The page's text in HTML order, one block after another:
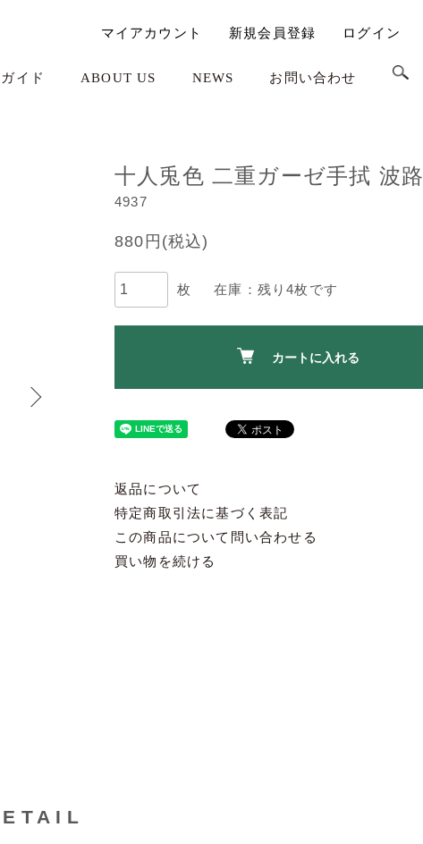
イド ABOUT US NEWS お問い合わせ
マイアカウント 新規会員登録 ログイン
十人兎色 二重ガーゼ手拭 波路
4937
880円(税込)
枚 在庫：残り4枚です
カートに入れる
返品について
特定商取引法に基づく表記
この商品について問い合わせる
買い物を続ける